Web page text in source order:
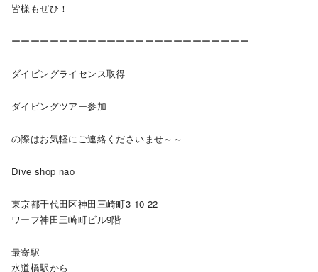
皆様もぜひ！
ーーーーーーーーーーーーーーーーーーーーーーーーー
ダイビングライセンス取得
ダイビングツアー参加
の際はお気軽にご連絡くださいませ～～
Dive shop nao
東京都千代田区神田三崎町3-10-22
ワーフ神田三崎町ビル9階
最寄駅
水道橋駅から